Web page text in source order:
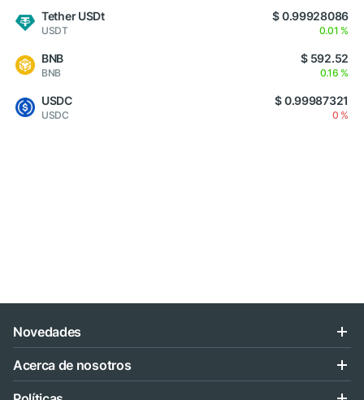
Tether USDt
USDT
$ 0.99928086
0.01 %
BNB
BNB
$ 592.52
0.16 %
USDC
USDC
$ 0.99987321
0 %
Novedades
Acerca de nosotros